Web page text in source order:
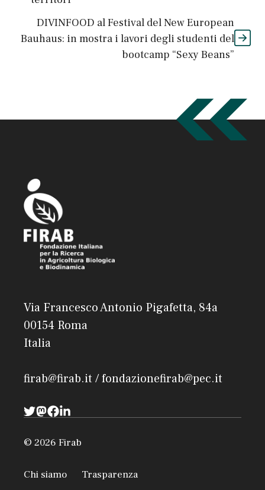
DIVINFOOD al Festival del New European
Bauhaus: in mostra i lavori degli studenti del
bootcamp “Sexy Beans”
Via Francesco Antonio Pigafetta, 84a
00154 Roma
Italia
firab@firab.it / fondazionefirab@pec.it
© 2026 Firab
Chi siamo Trasparenza